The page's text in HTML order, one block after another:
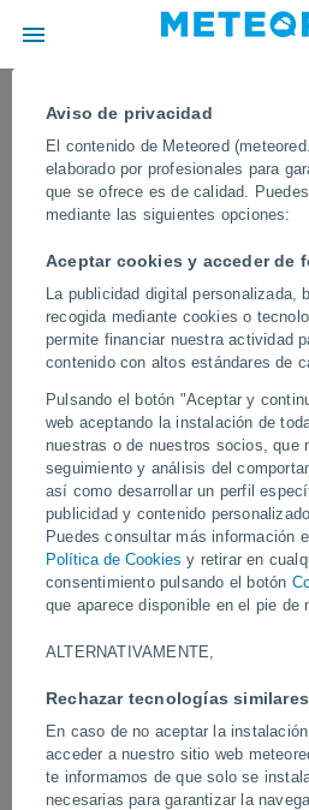
Aviso de privacidad
El contenido de Meteored
elaborado por profesionales para
que se ofrece es de calidad.
mediante las siguientes opciones:
Aceptar cookies y acceder de
La publicidad digital personalizada,
recogida mediante cookies o
permite financiar nuestra actividad
contenido con altos estándares de
Pulsando el botón "Aceptar y
web aceptando la instalación de
nuestras o de nuestros socios, que
seguimiento y análisis del
así como desarrollar un perfil
publicidad y contenido
Puedes consultar más información
Política de Cookies y retirar en
consentimiento pulsando el botón
que aparece disponible en el pie de
ALTERNATIVAMENTE,
Rechazar tecnologías
En caso de no aceptar la
acceder a nuestro sitio web
te informamos de que solo se
necesarias para garantizar la
Las calles se
varias ciudades del
En varias ciudades del sur de Italia,
una situación crítica, causando
viviendas, arrastre de vehículos,
garajes, daños en comercios e
en serio riesgo la seguridad de la
Vídeos